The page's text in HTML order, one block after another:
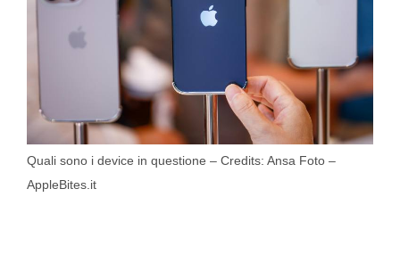
Quali sono i device in questione – Credits: Ansa Foto –
AppleBites.it